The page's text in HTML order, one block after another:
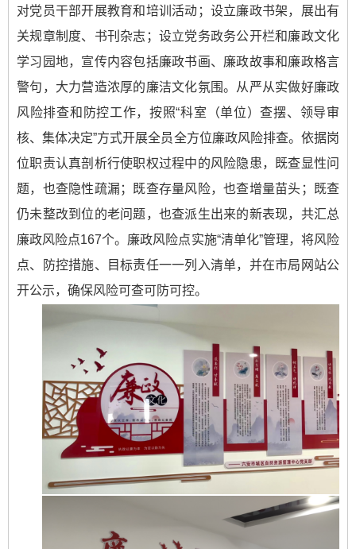
对党员干部开展教育和培训活动；设立廉政书架，展出有
关规章制度、书刊杂志；设立党务政务公开栏和廉政文化
学习园地，宣传内容包括廉政书画、廉政故事和廉政格言
警句，大力营造浓厚的廉洁文化氛围。从严从实做好廉政
风险排查和防控工作，按照“科室（单位）查摆、领导审
核、集体决定”方式开展全员全方位廉政风险排查。依据岗
位职责认真剖析行使职权过程中的风险隐患，既查显性问
题，也查隐性疏漏；既查存量风险，也查增量苗头；既查
仍未整改到位的老问题，也查派生出来的新表现，共汇总
廉政风险点167个。廉政风险点实施“清单化”管理，将风险
点、防控措施、目标责任一一列入清单，并在市局网站公
开公示，确保风险可查可防可控。